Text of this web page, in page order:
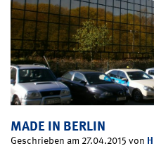
MADE IN BERLIN
Geschrieben am 27.04.2015 von